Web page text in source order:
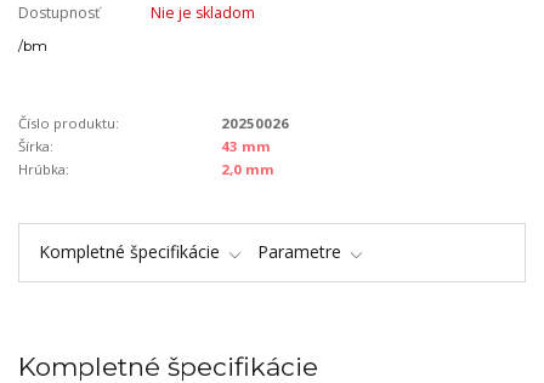
Dostupnosť Nie je skladom
/bm
Číslo produktu:
20250026
Šírka:
43 mm
Hrúbka:
2,0 mm
Kompletné špecifikácie Parametre
Kompletné špecifikácie